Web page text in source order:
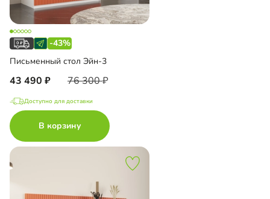
-43%
Письменный стол Эйн-3
43 490 76 300
Доступно для доставки
В корзину